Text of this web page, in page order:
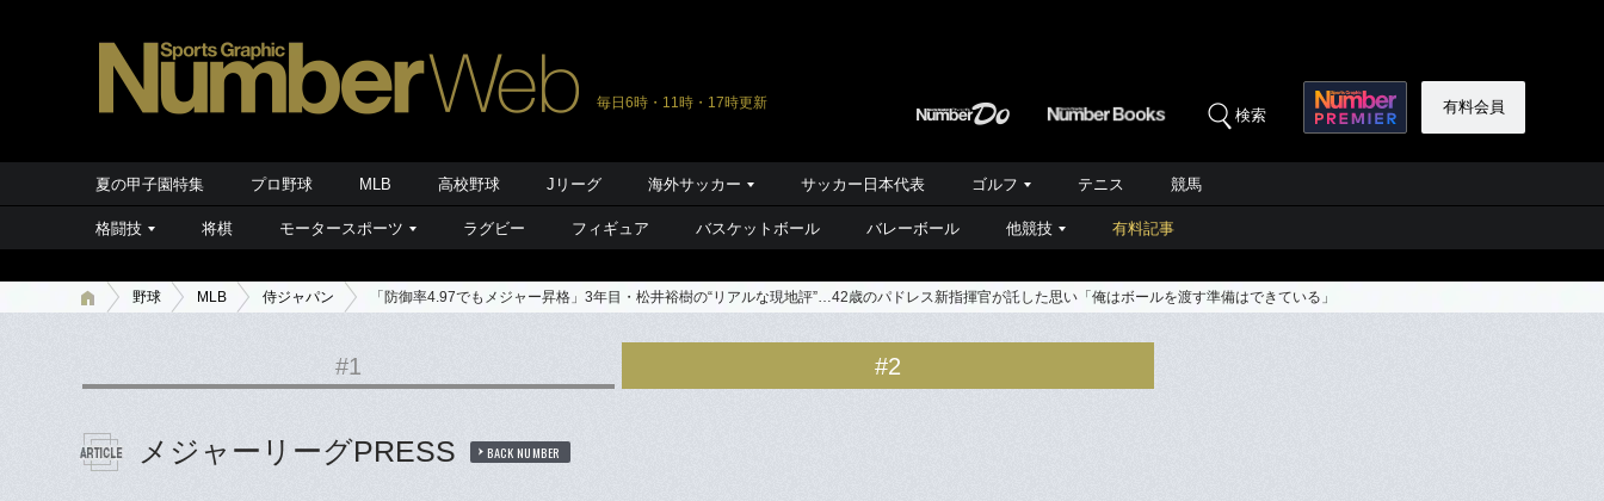
毎日6時・11時・17時更新
検索 有料会員
夏の甲子園特集 プロ野球 MLB 高校野球 Jリーグ 海外サッカー サッカー日本代表 ゴルフ テニス 競馬
格闘技 将棋 モータースポーツ ラグビー フィギュア バスケットボール バレーボール 他競技 有料記事
野球 MLB 侍ジャパン 「防御率4.97でもメジャー昇格」3年目・松井裕樹の“リアルな現地評”…42歳のパドレス新指揮官が託した思い「俺はボールを渡す準備はできている」
#1 #2
メジャーリーグPRESS BACK NUMBER